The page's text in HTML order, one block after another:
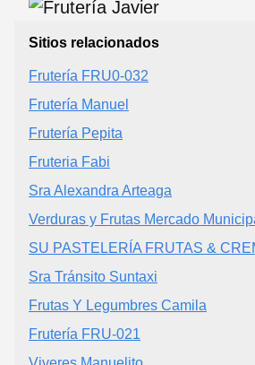
Sitios relacionados
Frutería FRU0-032
Frutería Manuel
Frutería Pepita
Fruteria Fabi
Sra Alexandra Arteaga
Verduras y Frutas Mercado
SU PASTELERÍA FRUTAS &
Sra Tránsito Suntaxi
Frutas Y Legumbres Camila
Frutería FRU-021